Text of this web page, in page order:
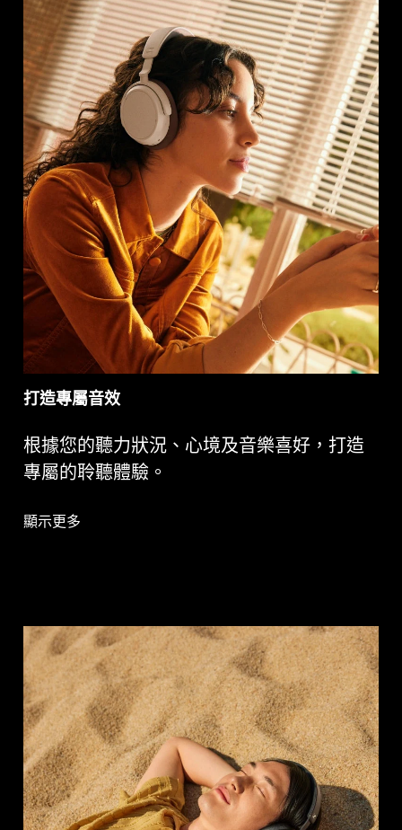
打造專屬音效
根據您的聽力狀況、心境及音樂喜好，打造
專屬的聆聽體驗。
顯示更多